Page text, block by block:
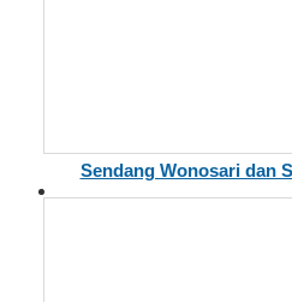
Sendang Wonosari dan